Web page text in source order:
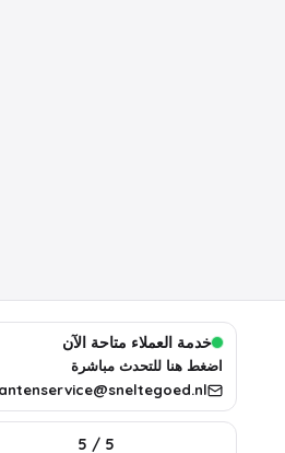
خدمة العملاء متاحة الآن
اضغط هنا للتحدث مباشرة
5 / 5